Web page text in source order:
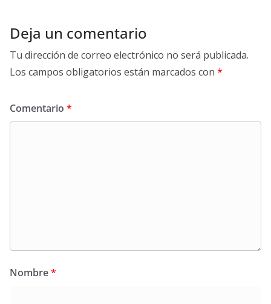
Deja un comentario
Tu dirección de correo electrónico no será publicada.
Los campos obligatorios están marcados con *
Comentario *
Nombre*